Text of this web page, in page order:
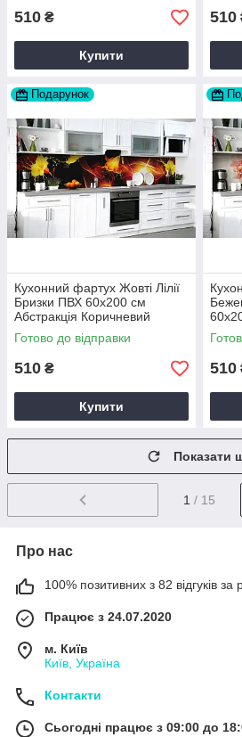
510 ₴
Купити
510
Подарунок
Кухонний фартух Жовті Лілії
Бризки ПВХ 60х200 см
Абстракція Коричневий
Happy Pocket Z183392
Готово до відправки
510 ₴
Купити
510
Показати
1 / 15
Про нас
100% позитивних з 82 відгуків за
Працює з 24.07.2020
м. Київ
Київ, Україна
Контакти
Сьогодні працює з 09:00 до